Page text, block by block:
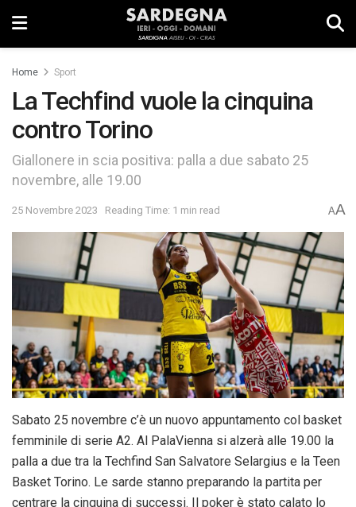
Home Sport
La Techfind vuole la cinquina
contro Torino
Giallonere in scia positiva: palla a due sabato 25
novembre, alle 19.00
25 Novembre 2023 Reading Time: 1 min read AA
Sabato 25 novembre c’è un nuovo appuntamento col basket
femminile di serie A2. Al PalaVienna si alzerà alle 19.00 la
palla a due tra la Techfind San Salvatore Selargius e la Teen
Basket Torino. Le sarde stanno preparando la partita per
centrare la cinquina di successi. Il poker è stato calato lo